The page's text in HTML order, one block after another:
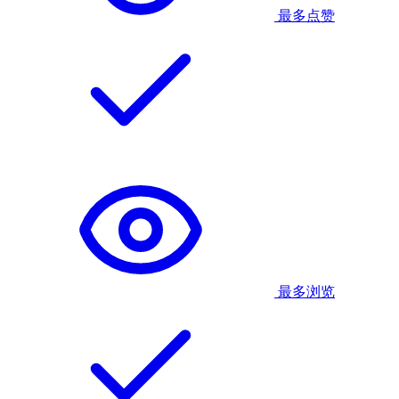
最多点赞
最多浏览